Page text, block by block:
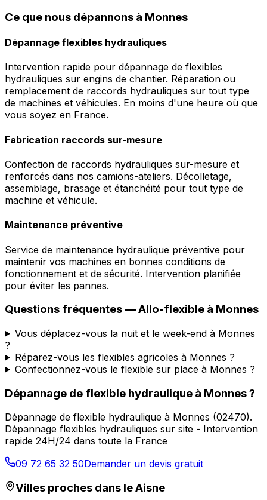
Ce que nous dépannons à Monnes
Dépannage flexibles hydrauliques
Intervention rapide pour dépannage de flexibles
hydrauliques sur engins de chantier. Réparation ou
remplacement de raccords hydrauliques sur tout type
de machines et véhicules. En moins d'une heure où que
vous soyez en France.
Fabrication raccords sur-mesure
Confection de raccords hydrauliques sur-mesure et
renforcés dans nos camions-ateliers. Décolletage,
assemblage, brasage et étanchéité pour tout type de
machine et véhicule.
Maintenance préventive
Service de maintenance hydraulique préventive pour
maintenir vos machines en bonnes conditions de
fonctionnement et de sécurité. Intervention planifiée
pour éviter les pannes.
Questions fréquentes —Allo-flexible à Monnes
Vous déplacez-vous la nuit et le week-end à Monnes
?
Réparez-vous les flexibles agricoles à Monnes ?
Confectionnez-vous le flexible sur place à Monnes ?
Dépannage de flexible hydraulique à Monnes?
Dépannage de flexible hydraulique à Monnes (02470).
Dépannage flexibles hydrauliques sur site - Intervention
rapide 24H/24 dans toute la France
09 72 65 32 50Demander un devis gratuit
Villes proches dans leAisne